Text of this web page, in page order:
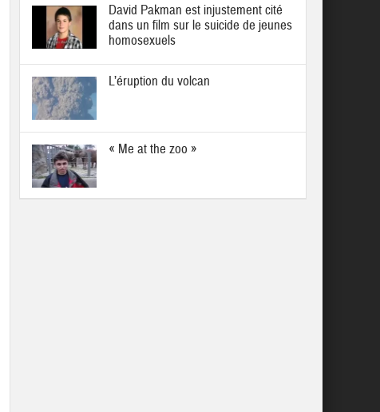
David Pakman est injustement cité
dans un film sur le suicide de jeunes
homosexuels
L’éruption du volcan
« Me at the zoo »